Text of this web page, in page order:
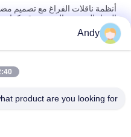
أنظمة ناقلات الفراغ مع تصميم
المواد الحبيبية وال مسحوق بكفاءة
أنظمة النقل الفراغي الآلية
العمليات الصناعية
أنظمة النقل بالشفط مصممة لنقل
Andy
AM
product are you looking for?